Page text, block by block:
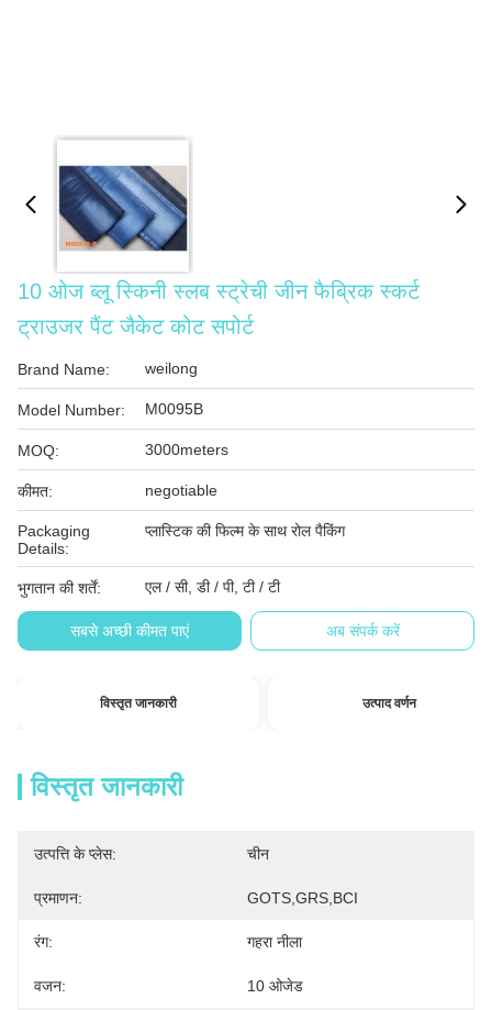
10 ओज ब्लू स्किनी स्लब स्ट्रेची जीन फैब्रिक स्कर्ट
ट्राउजर पैंट जैकेट कोट सपोर्ट
Brand Name: weilong
Model Number: M0095B
MOQ: 3000meters
कीमत: negotiable
Packaging
Details:
प्लास्टिक की फिल्म के साथ रोल पैकिंग
भुगतान की शर्तें: एल / सी, डी / पी, टी / टी
सबसे अच्छी कीमत पाएं अब संपर्क करें
विस्तृत जानकारी उत्पाद वर्णन
विस्तृत जानकारी
उत्पत्ति के प्लेस: चीन
प्रमाणन: GOTS,GRS,BCI
रंग: गहरा नीला
वजन: 10 ओजेड